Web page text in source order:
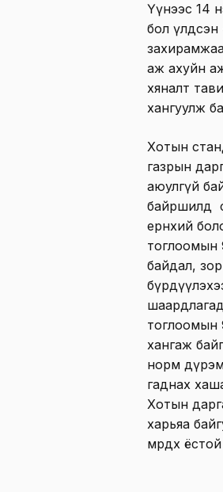
Үүнээс 14
бол үлдсэн
аж ахуйн
хяналт
хангуулж
Хотын
газрын
аюулгүй
байршилд
ерөнхий
тоглоомын
байдал,
тоглоомын
хангаж
норм
гаднах
Хотын
харьяа
мөрдөх